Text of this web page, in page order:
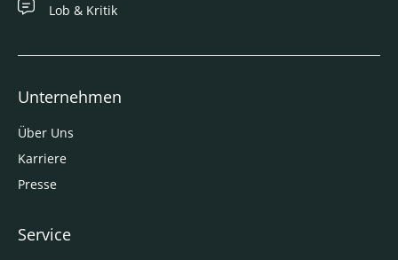
Lob & Kritik
Unternehmen
Über Uns
Karriere
Presse
Service